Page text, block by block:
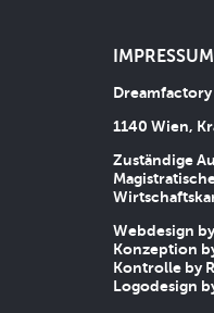
1140 Wien,
Zuständige
Webdesign
Konzeption
Kontrolle by
Logodesign